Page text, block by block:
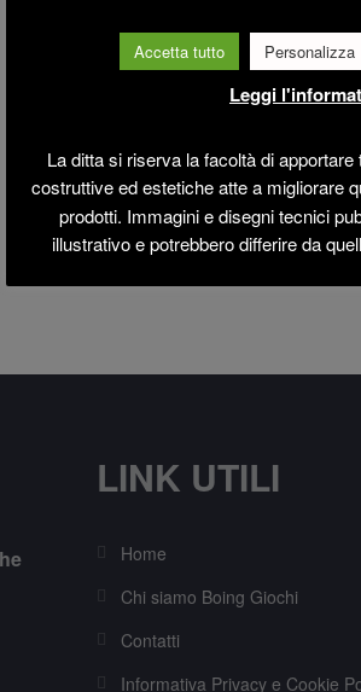
LINK UTILI
Home
Chi siamo Boing Giochi
Contatti
Informativa Privacy e Cookie
Accetta tutto Personalizza
Leggi
La ditta si riserva la facoltà di
costruttive ed estetiche atte a migliorare
prodotti. Immagini e disegni tecnici
illustrativo e potrebbero differire da